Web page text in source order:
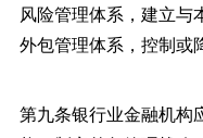
风险管理体系，建立与
外包管理体系，控制或
第九条银行业金融机构